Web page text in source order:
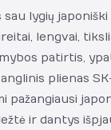
lygių japoniški
lengvai,
patirtis,
plienas
pažangiausi
ir dantys